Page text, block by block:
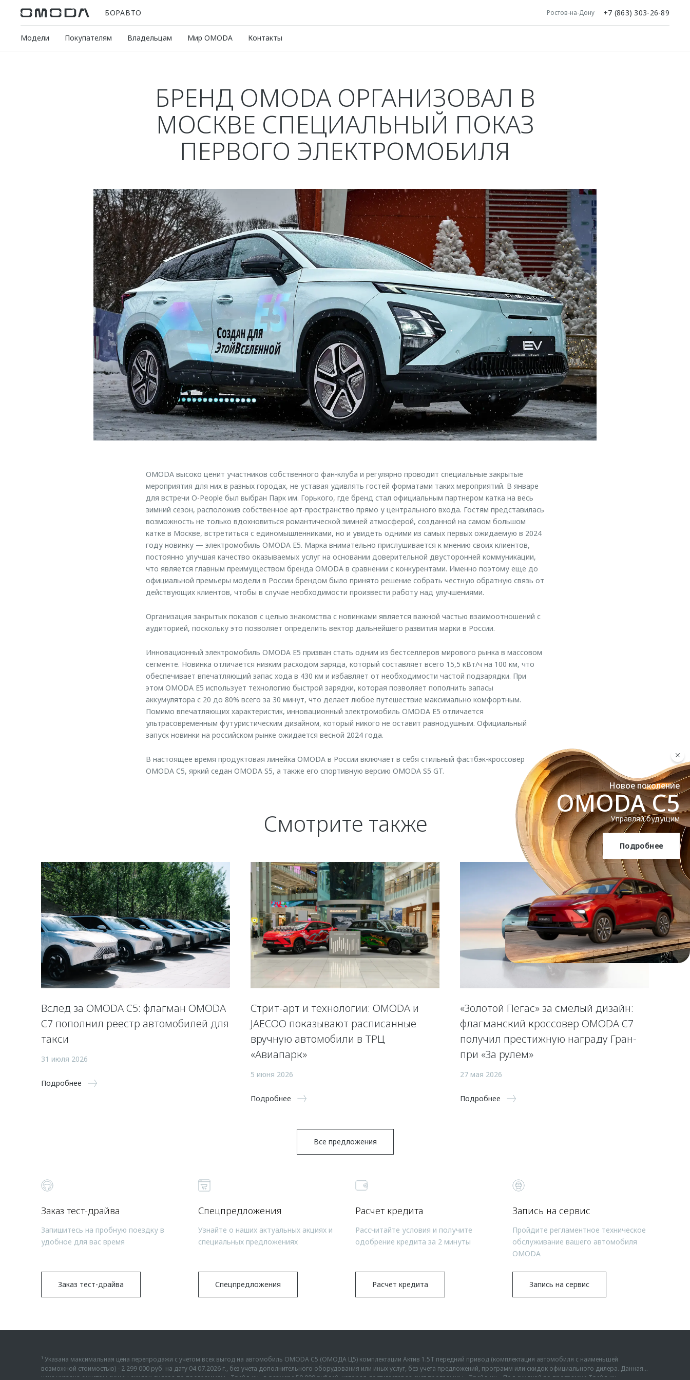
БОРАВТО Ростов-на-Дону +7 (863) 303-26-89
Модели Покупателям Владельцам Мир OMODA Контакты
OMODA C5
Новое поколение
OMODA C5
Управляй будущим
Подробнее
БРЕНД OMODA ОРГАНИЗОВАЛ В
МОСКВЕ СПЕЦИАЛЬНЫЙ ПОКАЗ
ПЕРВОГО ЭЛЕКТРОМОБИЛЯ
OMODA высоко ценит участников собственного фан-клуба и регулярно проводит специальные закрытые
мероприятия для них в разных городах, не уставая удивлять гостей форматами таких мероприятий. В январе
для встречи O-People был выбран Парк им. Горького, где бренд стал официальным партнером катка на весь
зимний сезон, расположив собственное арт-пространство прямо у центрального входа. Гостям представилась
возможность не только вдохновиться романтической зимней атмосферой, созданной на самом большом
катке в Москве, встретиться с единомышленниками, но и увидеть одними из самых первых ожидаемую в 2024
году новинку — электромобиль OMODA E5. Марка внимательно прислушивается к мнению своих клиентов,
постоянно улучшая качество оказываемых услуг на основании доверительной двусторонней коммуникации,
что является главным преимуществом бренда OMODA в сравнении с конкурентами. Именно поэтому еще до
официальной премьеры модели в России брендом было принято решение собрать честную обратную связь от
действующих клиентов, чтобы в случае необходимости произвести работу над улучшениями.
Организация закрытых показов с целью знакомства с новинками является важной частью взаимоотношений с
аудиторией, поскольку это позволяет определить вектор дальнейшего развития марки в России.
Инновационный электромобиль OMODA E5 призван стать одним из бестселлеров мирового рынка в массовом
сегменте. Новинка отличается низким расходом заряда, который составляет всего 15,5 кВт/ч на 100 км, что
обеспечивает впечатляющий запас хода в 430 км и избавляет от необходимости частой подзарядки. При
этом OMODA E5 использует технологию быстрой зарядки, которая позволяет пополнить запасы
аккумулятора с 20 до 80% всего за 30 минут, что делает любое путешествие максимально комфортным.
Помимо впечатляющих характеристик, инновационный электромобиль OMODA E5 отличается
ультрасовременным футуристическим дизайном, который никого не оставит равнодушным. Официальный
запуск новинки на российском рынке ожидается весной 2024 года.
В настоящее время продуктовая линейка OMODA в России включает в себя стильный фастбэк-кроссовер
OMODA C5, яркий седан OMODA S5, а также его спортивную версию OMODA S5 GT.
Смотрите также
Вслед за OMODA C5: флагман OMODA
C7 пополнил реестр автомобилей для
такси
31 июля 2026
Подробнее
Стрит-арт и технологии: OMODA и
JAECOO показывают расписанные
вручную автомобили в ТРЦ
«Авиапарк»
5 июня 2026
Подробнее
«Золотой Пегас» за смелый дизайн:
флагманский кроссовер OMODA C7
получил престижную награду Гран-
при «За рулем»
27 мая 2026
Подробнее
Все предложения
Заказ тест-драйва
Запишитесь на пробную поездку в
удобное для вас время
Заказ тест-драйва
Спецпредложения
Узнайте о наших актуальных акциях и
специальных предложениях
Спецпредложения
Расчет кредита
Рассчитайте условия и получите
одобрение кредита за 2 минуты
Расчет кредита
Запись на сервис
Пройдите регламентное техническое
обслуживание вашего автомобиля
OMODA
Запись на сервис
¹ Указана максимальная цена перепродажи с учетом всех выгод на автомобиль OMODA C5 (ОМОДА Ц5) комплектации Актив 1.5Т передний привод (комплектация автомобиля с наименьшей
возможной стоимостью) - 2 299 000 руб. на дату 04.07.2026 г., без учета дополнительного оборудования или иных услуг, без учета предложений, программ или скидок официального дилера. Данная
цена указана с учетом суммы скидок дилера по программам «Трейд-ин» в размере 50 000 рублей, которая достигается за счет программы «Трейд-ин». Под скидкой по программе Трейд-ин